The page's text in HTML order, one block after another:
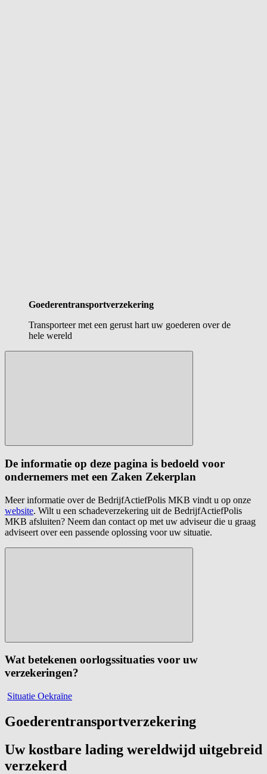
Goederentransport­verzekering
Transporteer met een gerust hart uw goederen over de
hele wereld
De informatie op deze pagina is bedoeld voor
ondernemers met een Zaken Zekerplan
Meer informatie over de BedrijfActiefPolis MKB vindt u op onze
website. Wilt u een schadeverzekering uit de BedrijfActiefPolis
MKB afsluiten? Neem dan contact op met uw adviseur die u graag
adviseert over een passende oplossing voor uw situatie.
Wat betekenen oorlogssituaties voor uw
verzekeringen?
Situatie Oekraïne
Goederentransportverzekering
Uw kostbare lading wereldwijd uitgebreid
verzekerd